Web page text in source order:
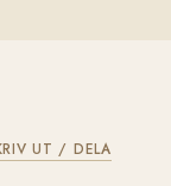
UT / DELA